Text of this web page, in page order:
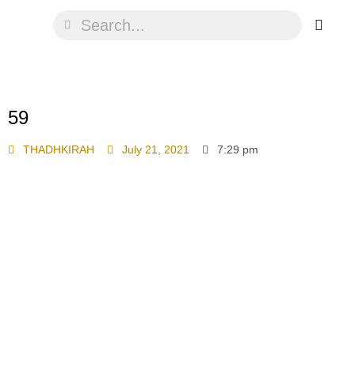
59
THADHKIRAH July 21, 2021 7:29 pm